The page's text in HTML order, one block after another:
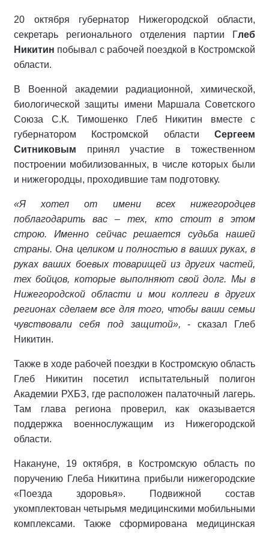
20 октября губернатор Нижегородской области,
секретарь регионального отделения партии Глеб
Никитин побывал с рабочей поездкой в Костромской
области.
В Военной академии радиационной, химической,
биологической защиты имени Маршала Советского
Союза С.К. Тимошенко Глеб Никитин вместе с
губернатором Костромской области Сергеем
Ситниковым принял участие в тожественном
построении мобилизованных, в числе которых были
и нижегородцы, проходившие там подготовку.
«Я хотел от имени всех нижегородцев
поблагодарить вас – тех, кто стоит в этом
строю. Именно сейчас решается судьба нашей
страны. Она целиком и полностью в ваших руках, в
руках ваших боевых товарищей из других частей,
тех бойцов, которые выполняют свой долг. Мы в
Нижегородской области и мои коллеги в других
регионах сделаем все для того, чтобы ваши семьи
чувствовали себя под защитой», - сказал Глеб
Никитин.
Также в ходе рабочей поездки в Костромскую область
Глеб Никитин посетил испытательный полигон
Академии РХБЗ, где расположен палаточный лагерь.
Там глава региона проверил, как оказывается
поддержка военнослужащим из Нижегородской
области.
Накануне, 19 октября, в Костромскую область по
поручению Глеба Никитина прибыли нижегородские
«Поезда здоровья». Подвижной состав
укомплектован четырьмя медицинскими мобильными
комплексами. Также сформирована медицинская